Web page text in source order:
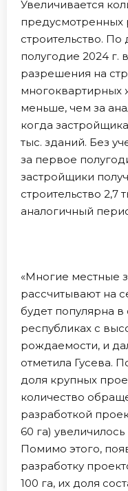
Увеличивается
строительство.
полугодие 2024 г.
разрешения на
многоквартирных
меньше, чем за
когда
тыс. зданий. Без
за первое
застройщики
строительство 2,7
аналогичный
«Многие местные
рассчитывают на
будет популярна
республиках с
рождаемости, и
отметила Гусева.
доля крупных
количество
разработкой
60 га)
Помимо этого,
разработку
100 га, их доля